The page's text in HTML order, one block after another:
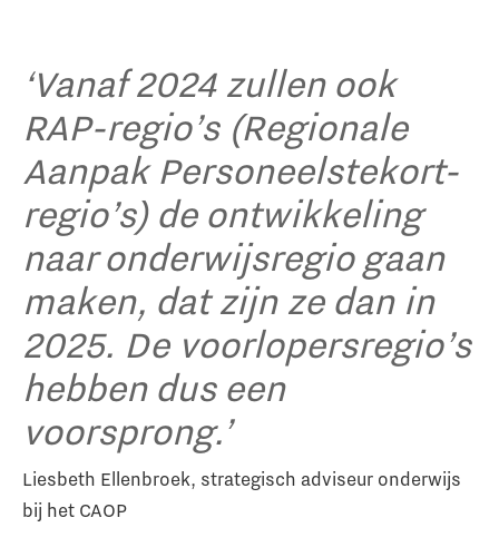
‘Vanaf 2024 zullen ook
RAP-regio’s (Regionale
Aanpak Personeelstekort-
regio’s) de ontwikkeling
naar onderwijsregio gaan
maken, dat zijn ze dan in
2025. De voorlopersregio’s
hebben dus een
voorsprong.’
Liesbeth Ellenbroek, strategisch adviseur onderwijs
bij het CAOP